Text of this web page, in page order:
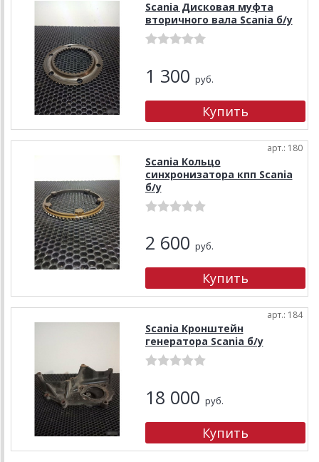
Scania Дисковая муфта
вторичного вала Scania б/у
1 300 руб.
арт.: 180
Scania Кольцо
синхронизатора кпп Scania
б/у
2 600 руб.
арт.: 184
Scania Кронштейн
генератора Scania б/у
18 000 руб.